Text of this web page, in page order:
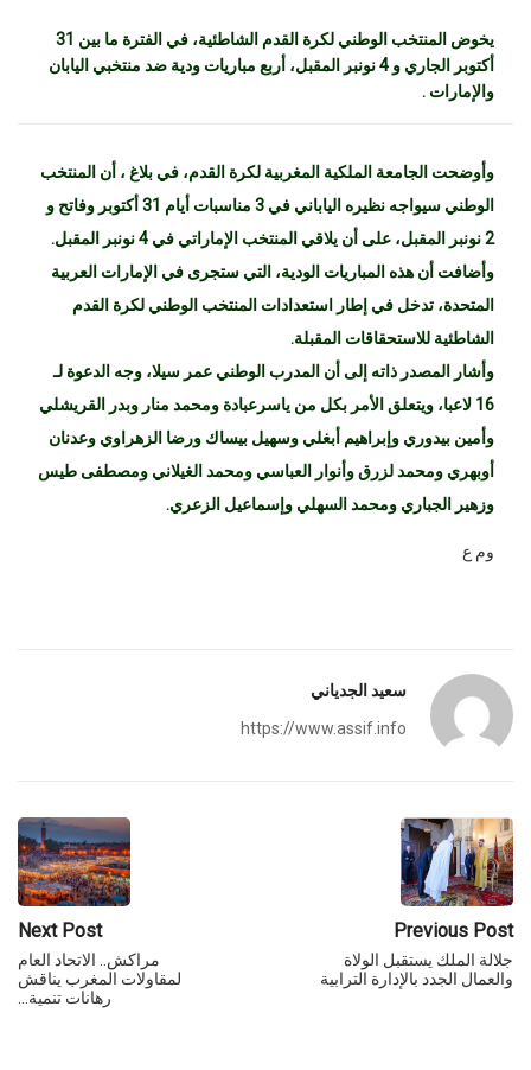
يخوض المنتخب الوطني لكرة القدم الشاطئية، في الفترة ما بين 31
أكتوبر الجاري و 4 نونبر المقبل، أربع مباريات ودية ضد منتخبي اليابان
والإمارات .
وأوضحت الجامعة الملكية المغربية لكرة القدم، في بلاغ ، أن المنتخب
الوطني سيواجه نظيره الياباني في 3 مناسبات أيام 31 أكتوبر وفاتح و
2 نونبر المقبل، على أن يلاقي المنتخب الإماراتي في 4 نونبر المقبل.
وأضافت أن هذه المباريات الودية، التي ستجرى في الإمارات العربية
المتحدة، تدخل في إطار استعدادات المنتخب الوطني لكرة القدم
الشاطئية للاستحقاقات المقبلة.
وأشار المصدر ذاته إلى أن المدرب الوطني عمر سيلا، وجه الدعوة لـ
16 لاعبا، ويتعلق الأمر بكل من ياسرعبادة ومحمد منار وبدر القريشلي
وأمين بيدوري وإبراهيم أبغلي وسهيل بيساك ورضا الزهراوي وعدنان
أوبهري ومحمد لزرق وأنوار العباسي ومحمد الغيلاني ومصطفى طيس
وزهير الجباري ومحمد السهلي وإسماعيل الزعري.
وم ع
سعيد الجدياني
https://www.assif.info
Previous Post
جلالة الملك يستقبل الولاة
والعمال الجدد بالإدارة الترابية
Next Post
مراكش.. الاتحاد العام
لمقاولات المغرب يناقش
رهانات تنمية…